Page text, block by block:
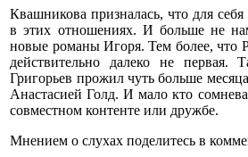
Квашникова призналась, что для
в этих отношениях. И больше не
новые романы Игоря. Тем более, что
действительно далеко не первая.
Григорьев прожил чуть больше
Анастасией Голд. И мало кто
совместном контенте или дружбе.
Мнением о слухах поделитесь в